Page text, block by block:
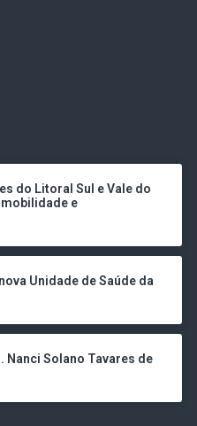
do Litoral Sul e Vale do
e
Unidade de Saúde da
Nanci Solano Tavares de